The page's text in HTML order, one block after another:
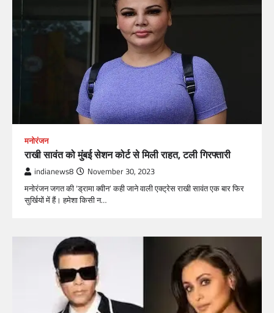
मनोरंजन
राखी सावंत को मुंबई सेशन कोर्ट से मिली राहत, टली गिरफ्तारी
indianews8 November 30, 2023
मनोरंजन जगत की ‘ड्रामा क्वीन’ कही जाने वाली एक्ट्रेस राखी सावंत एक बार फिर
सुर्खियों में हैं। हमेशा किसी न…